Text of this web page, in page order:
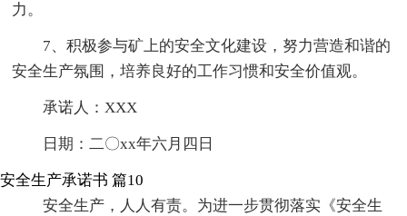
力。
7、积极参与矿上的安全文化建设，努力营造和谐的
安全生产氛围，培养良好的工作习惯和安全价值观。
承诺人：XXX
日期：二〇xx年六月四日
安全生产承诺书 篇10
安全生产，人人有责。为进一步贯彻落实《安全生